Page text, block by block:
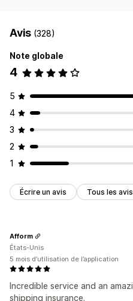
Avis (328)
Note globale
4
5
4
3
2
1
Écrire un avis Tous les avis
Incredible service and an
shipping insurance.
Afform
États-Unis
5 mois d’utilisation de l’application